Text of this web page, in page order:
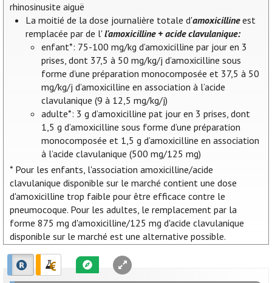
rhinosinusite aiguë
La moitié de la dose journalière totale d'amoxicillineest
remplacée par de l'l'amoxicilline + acide clavulanique:
enfant*: 75-100 mg/kg d’amoxicilline par jour en 3
prises, dont 37,5 à 50 mg/kg/j d’amoxicilline sous
forme d’une préparation monocomposée et 37,5 à 50
mg/kg/j d’amoxicilline en association à l’acide
clavulanique (9 à 12,5 mg/kg/j)
adulte*: 3 g d’amoxicilline pat jour en 3 prises, dont
1,5 g d’amoxicilline sous forme d’une préparation
monocomposée et 1,5 g d’amoxicilline en association
à l’acide clavulanique (500 mg/125 mg)
* Pour les enfants, l'association amoxicilline/acide
clavulanique disponible sur le marché contient une dose
d'amoxicilline trop faible pour être efficace contre le
pneumocoque. Pour les adultes, le remplacement par la
forme 875 mg d'amoxicilline/125 mg d'acide clavulanique
disponible sur le marché est une alternative possible.